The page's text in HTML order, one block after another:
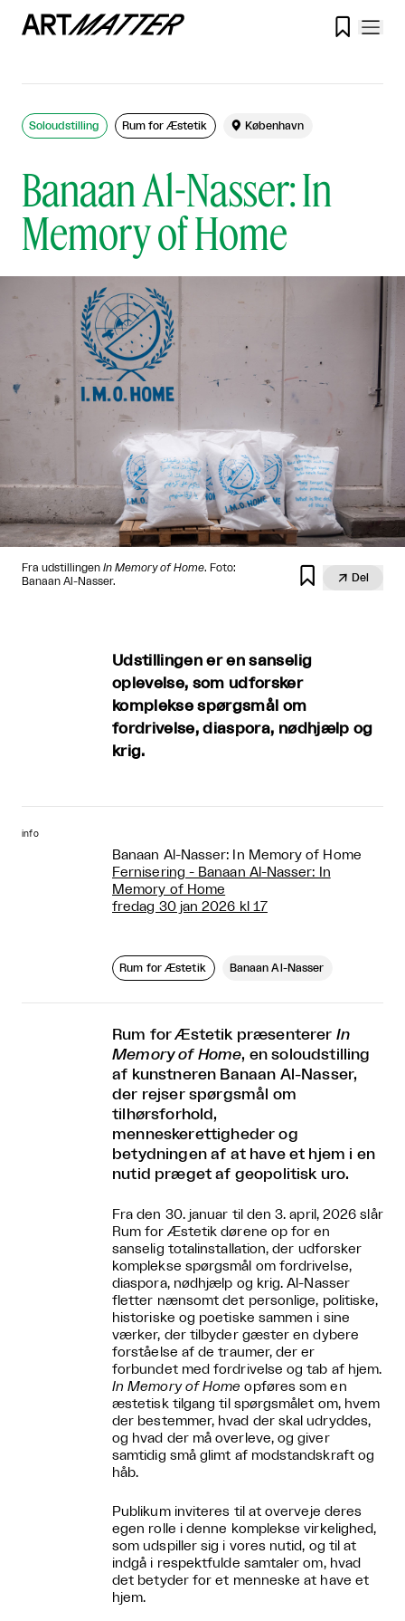

Banaan Al-Nasser: In
Memory of Home
Soloudstilling Rum for Æstetik  København
Fra udstillingen In Memory of Home. Foto:
Banaan Al-Nasser.
  Del
Udstillingen er en sanselig
oplevelse, som udforsker
komplekse spørgsmål om
fordrivelse, diaspora, nødhjælp og
krig.
info
Banaan Al-Nasser: In Memory of Home
Fernisering - Banaan Al-Nasser: In
Memory of Home
fredag 30 jan 2026 kl 17
Rum for Æstetik Banaan Al-Nasser
Rum for Æstetik præsenterer In
Memory of Home, en soloudstilling
af kunstneren Banaan Al-Nasser,
der rejser spørgsmål om
tilhørsforhold,
menneskerettigheder og
betydningen af at have et hjem i en
nutid præget af geopolitisk uro.
Fra den 30. januar til den 3. april, 2026 slår
Rum for Æstetik dørene op for en
sanselig totalinstallation, der udforsker
komplekse spørgsmål om fordrivelse,
diaspora, nødhjælp og krig. Al-Nasser
fletter nænsomt det personlige, politiske,
historiske og poetiske sammen i sine
værker, der tilbyder gæster en dybere
forståelse af de traumer, der er
forbundet med fordrivelse og tab af hjem.
In Memory of Home opføres som en
æstetisk tilgang til spørgsmålet om, hvem
der bestemmer, hvad der skal udryddes,
og hvad der må overleve, og giver
samtidig små glimt af modstandskraft og
håb.
Publikum inviteres til at overveje deres
egen rolle i denne komplekse virkelighed,
som udspiller sig i vores nutid, og til at
indgå i respektfulde samtaler om, hvad
det betyder for et menneske at have et
hjem.